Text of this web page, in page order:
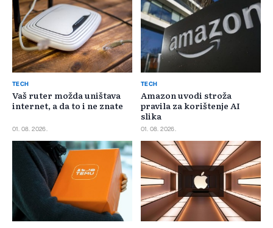
TECH
Vaš ruter možda uništava
internet, a da to i ne znate
01. 08. 2026.
TECH
Amazon uvodi stroža
pravila za korištenje AI
slika
01. 08. 2026.